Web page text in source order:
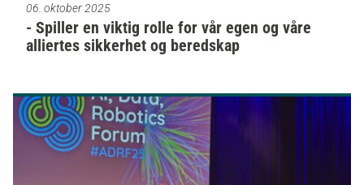
06. oktober 2025
- Spiller en viktig rolle for vår egen og våre
alliertes sikkerhet og beredskap